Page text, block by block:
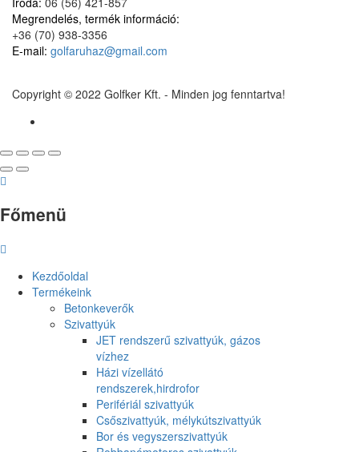
Megrendelés, termék információ:
+36 (70) 938-3356
E-mail: golfaruhaz@gmail.com
Copyright © 2022 Golfker Kft. - Minden jog fenntartva!
Főmenü
Kezdőoldal
Termékeink
Betonkeverők
Szivattyúk
JET rendszerű szivattyúk, gázos
vízhez
Házi vízellátó
rendszerek,hirdrofor
Perifériál szivattyúk
Csőszivattyúk, mélykútszivattyúk
Bor és vegyszerszivattyúk